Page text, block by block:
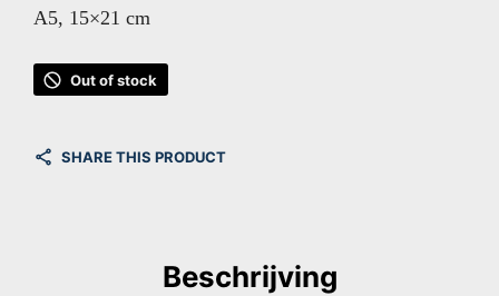
A5, 15×21 cm
Out of stock
SHARE THIS PRODUCT
Beschrijving